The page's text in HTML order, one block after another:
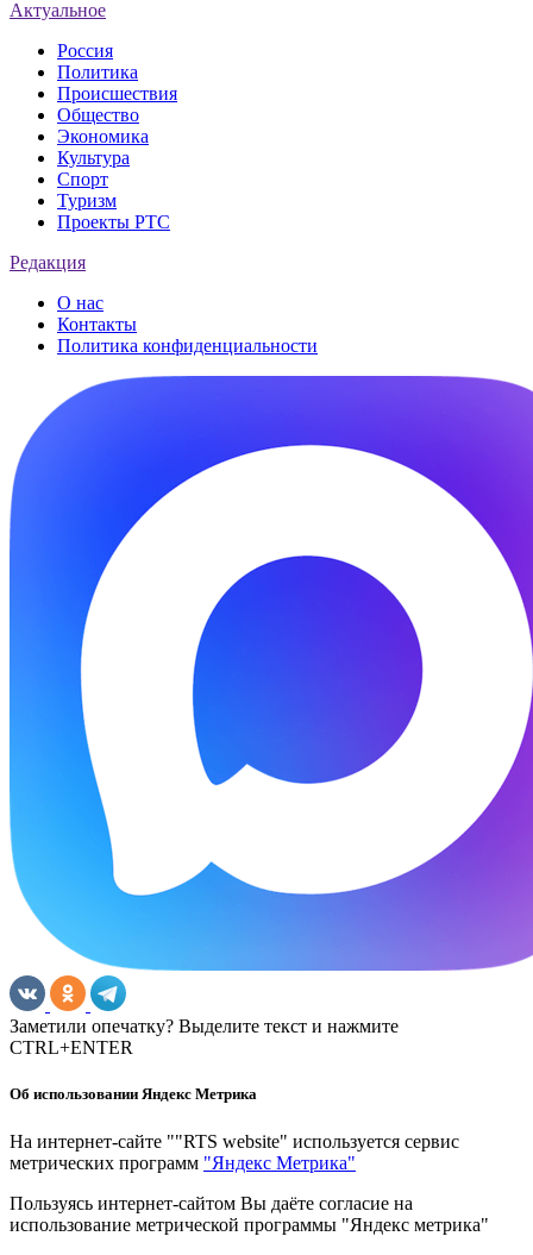
Актуальное
Россия
Политика
Происшествия
Общество
Экономика
Культура
Спорт
Туризм
Проекты РТС
Редакция
О нас
Контакты
Политика конфиденциальности
Заметили опечатку? Выделите текст и нажмите
CTRL+ENTER
Об использовании Яндекс Метрика
На интернет-сайте ""RTS website" используется сервис
метрических программ "Яндекс Метрика"
Пользуясь интернет-сайтом Вы даёте согласие на
использование метрической программы "Яндекс метрика"